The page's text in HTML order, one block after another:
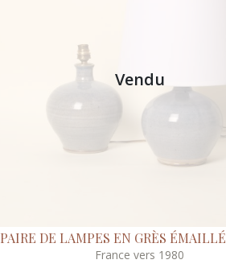
Vendu
PAIRE DE LAMPES EN GRÈS
France vers 1980